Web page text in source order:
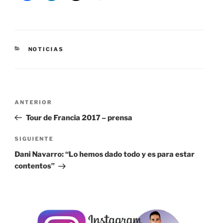
CATEGORÍAS
NOTICIAS
entradas
Entrada
anterior:
ANTERIOR
Tour de Francia 2017 – prensa
Siguiente
entrada
SIGUIENTE
Dani Navarro: “Lo hemos dado todo y es para estar
contentos”